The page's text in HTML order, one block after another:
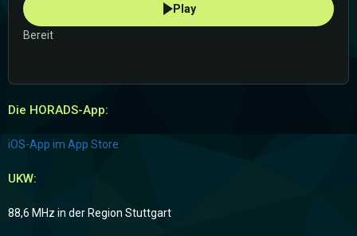
Play
Bereit
Die HORADS-App:
iOS-App im App Store
UKW:
88,6 MHz in der Region Stuttgart